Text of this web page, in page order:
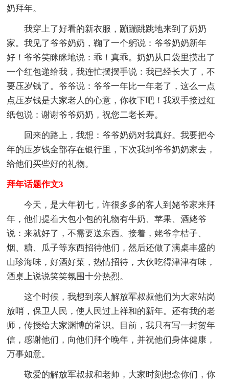
奶拜年。
我穿上了好看的新衣服，蹦蹦跳跳地来到了奶奶
家。我见了爷爷奶奶，鞠了一个躬说：爷爷奶奶新年
好！爷爷笑眯眯地说：乖！真乖。奶奶从口袋里摸出了
一个红包递给我，我连忙摆摆手说：我已经长大了，不
要压岁钱了。爷爷说：爷爷一年比一年老了，这么一点
点压岁钱是大家老人的心意，你收下吧！我双手接过红
纸包说：谢谢爷爷奶奶，祝您二老长寿。
回来的路上，我想：爷爷奶奶对我真好。我要把今
年的压岁钱全部存在银行里，下次我到爷爷奶奶家去，
给他们买些好的礼物。
拜年话题作文3
今天，是大年初七，许很多多的客人到姥爷家来拜
年，他们提着大包小包的礼物有牛奶、苹果、酒姥爷
说：来就好了，不需要送东西。接着，姥爷拿桔子、
烟、糖、瓜子等东西招待他们，然后还做了满桌丰盛的
山珍海味，好酒好菜，热情招待，大伙吃得津津有味，
酒桌上说说笑笑氛围十分热烈。
这个时候，我想到亲人解放军叔叔他们为大家站岗
放哨，保卫人民，使人民过上祥和的新年。还有我的老
师，传授给大家渊博的常识。目前，我只有写一封贺年
信，感谢他们，向他们拜个晚年，并祝他们身体健康，
万事如意。
敬爱的解放军叔叔和老师，大家时刻想念你们，你